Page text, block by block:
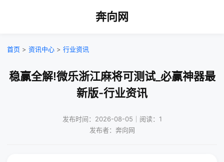
奔向网
首页 > 资讯中心 > 行业资讯
稳赢全解!微乐浙江麻将可测试_必赢神器最
新版-行业资讯
发布时间：2026-08-05｜阅读：1
发布者：奔向网